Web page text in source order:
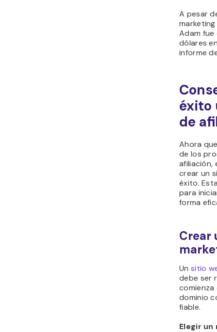
A pesar
Adam fue
dólares
informe
éxito
de
Ahora
de los
afiliación,
crear un
éxito.
para
forma
Crear
Un sitio
debe ser
comienza
dominio
fiable.
Elegir